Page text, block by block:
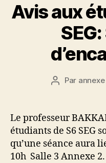
Avis aux
Auteur
Par annexe
Le professeur
étudiants de S6 SEG
qu’une séance aura
10h Salle 3 Annexe 2.